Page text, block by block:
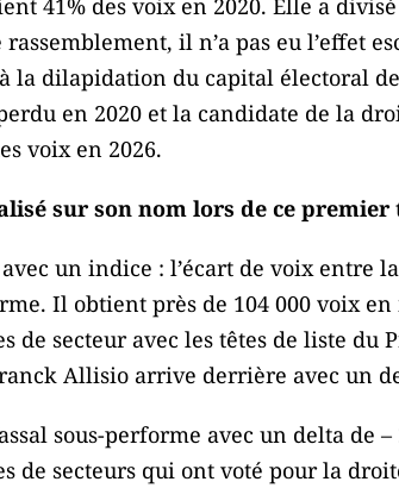
41% des voix en 2020. Elle a
il n’a pas eu l’effet
la dilapidation du capital électoral
en 2020 et la candidate de la
voix en 2026.
sur son nom lors de ce premier
avec un indice : l’écart de voix entre
Il obtient près de 104 000 voix
de secteur avec les têtes de liste
Allisio arrive derrière avec un
sous-performe avec un delta de
de secteurs qui ont voté pour la